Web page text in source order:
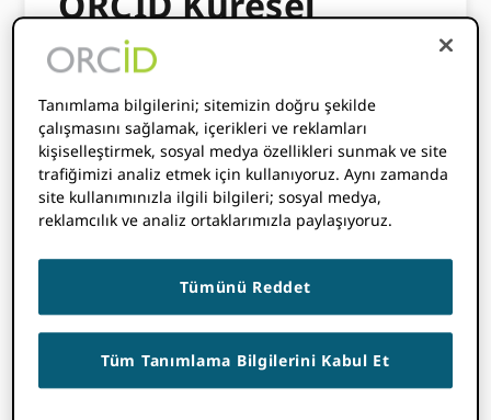
Katılım Fonu –
Değerlendirme
Değerlendirme
Tablosuna Genel
Bir değerlendirme listesi, finansman
sağlanan tekliflerin seçimiyle ilgili tutarlılık ve
şeffaflığı sağlamak için önemli bir araçtır. En
iyi değerlendirme listeleri, mükemmelliğin ne
Tanımlama bilgilerini; sitemizin doğru şekilde
çalışmasını sağlamak, içerikleri ve reklamları
kişiselleştirmek, sosyal medya özellikleri sunmak ve site
trafiğimizi analiz etmek için kullanıyoruz. Aynı zamanda
site kullanımınızla ilgili bilgileri; sosyal medya,
reklamcılık ve analiz ortaklarımızla paylaşıyoruz.
Tümünü Reddet
Tüm Tanımlama Bilgilerini Kabul Et